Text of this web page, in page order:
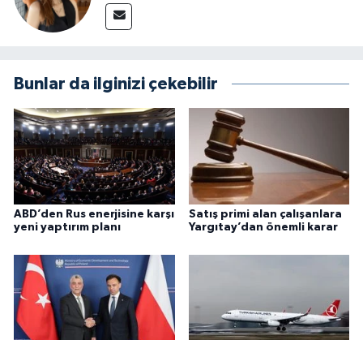
Bunlar da ilginizi çekebilir
ABD’den Rus enerjisine karşı
yeni yaptırım planı
Satış primi alan çalışanlara
Yargıtay’dan önemli karar